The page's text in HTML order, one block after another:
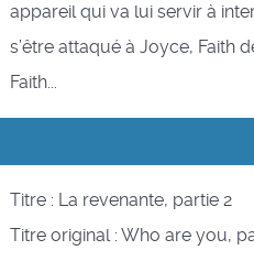
appareil qui va lui servir à
s’être attaqué à Joyce, Faith
Faith...
Titre : La revenante, partie 2
Titre original : Who are you,